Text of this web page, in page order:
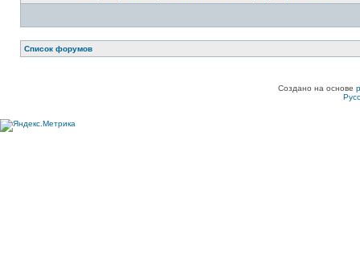
Список форумов
Создано на основе